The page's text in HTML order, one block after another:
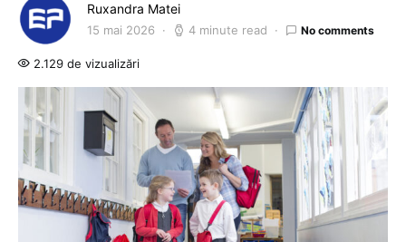
Ruxandra Matei
15 mai 2026 4 minute read No comments
2.129 de vizualizări